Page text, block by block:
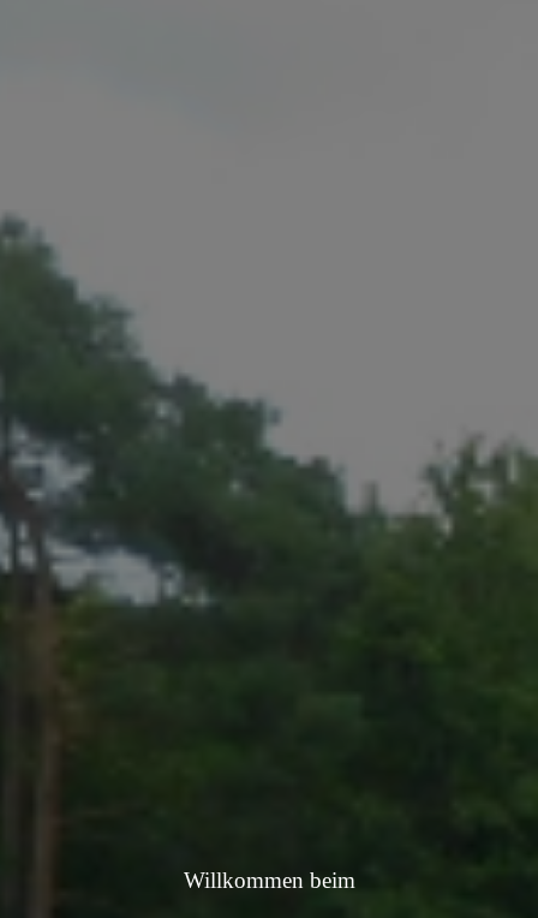
Willkommen beim